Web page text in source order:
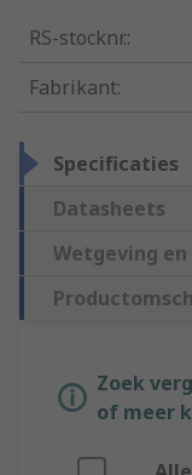
RS-stocknr.:
Fabrikant:
Specificaties
Datasheets
Wetgeving
Zoek
of meer